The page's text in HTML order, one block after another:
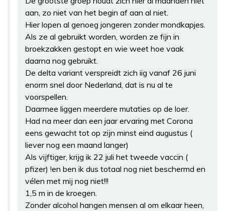
aan, zo niet van het begin af aan al niet.
Hier lopen al genoeg jongeren zonder mondkapjes.
Als ze al gebruikt worden, worden ze fijn in
broekzakken gestopt en wie weet hoe vaak
daarna nog gebruikt.
De delta variant verspreidt zich iig vanaf 26 juni
enorm snel door Nederland, dat is nu al te
voorspellen.
Daarmee liggen meerdere mutaties op de loer.
Had na meer dan een jaar ervaring met Corona
eens gewacht tot op zijn minst eind augustus (
liever nog een maand langer)
Als vijftiger, krijg ik 22 juli het tweede vaccin (
pfizer) !en ben ik dus totaal nog niet beschermd en
vélen met mij nog niet!!!
1,5 m in de kroegen.
Zonder alcohol hangen mensen al om elkaar heen,